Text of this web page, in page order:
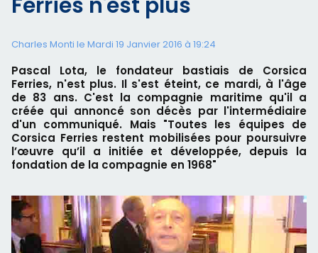
Charles Monti le Mardi 19 Janvier 2016 à 19:24
Pascal Lota, le fondateur bastiais de Corsica
Ferries, n'est plus. Il s'est éteint, ce mardi, à l'âge
de 83 ans. C'est la compagnie maritime qu'il a
créée qui annoncé son décès par l'intermédiaire
d'un communiqué. Mais "Toutes les équipes de
Corsica Ferries restent mobilisées pour poursuivre
l’œuvre qu’il a initiée et développée, depuis la
fondation de la compagnie en 1968"